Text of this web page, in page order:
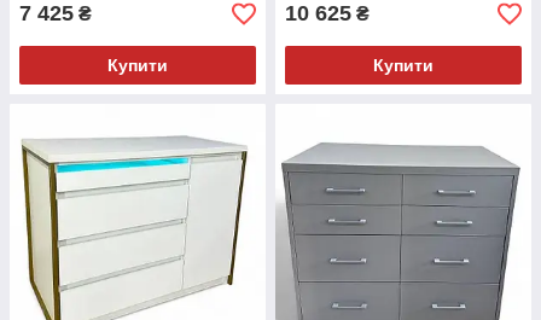
7 425 ₴
Купити
10 625 ₴
Купити